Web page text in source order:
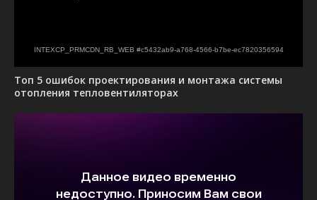
Топ 5 ошибок проектирования и монтажа системы
отопления тепловентиляторах